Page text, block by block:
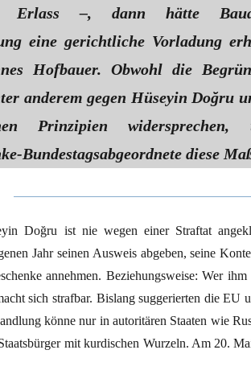
Erlass –, dann hätte
eine gerichtliche Vorladung
Hofbauer. Obwohl die
anderem gegen Hüseyin Doğru
Prinzipien
Bundestagsabgeordnete diese
Doğru ist nie wegen einer Straftat
Jahr seinen Ausweis abgeben, seine
annehmen. Beziehungsweise: Wer
sich strafbar. Bislang suggerierten die EU
könne nur in autoritären Staaten wie
mit kurdischen Wurzeln. Am 20.